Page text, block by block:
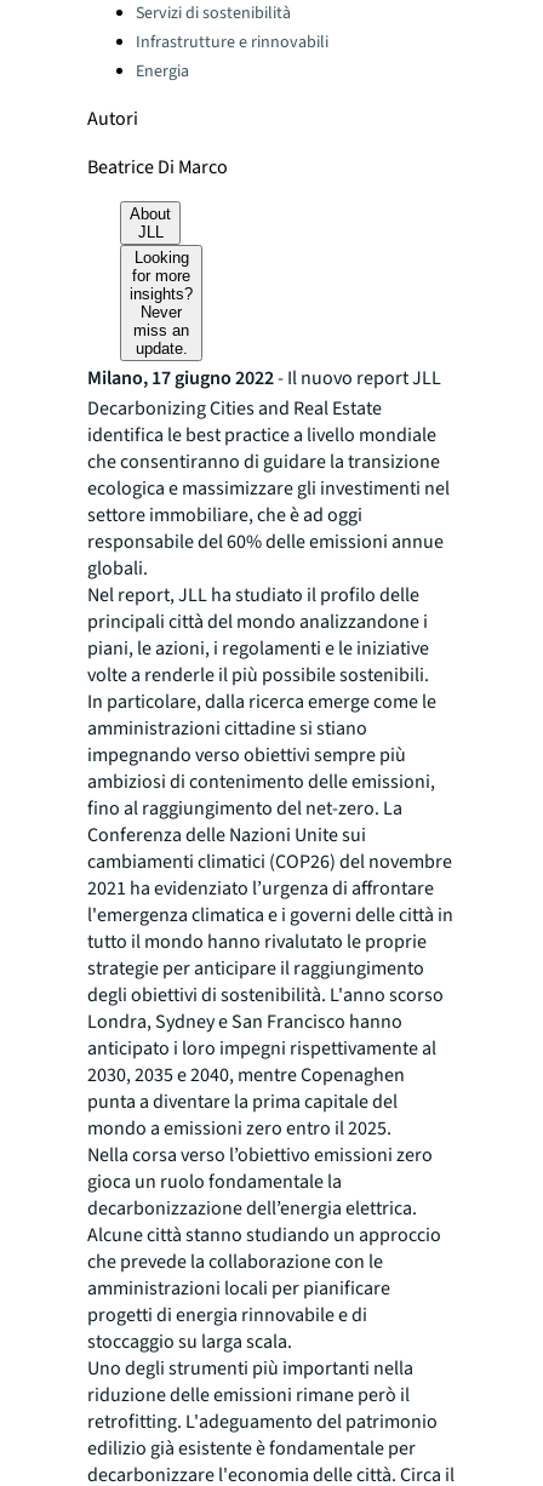
Servizi di sostenibilità
Infrastrutture e rinnovabili
Energia
Autori
Beatrice Di Marco
About
JLL
Looking
for more
insights?
Never
miss an
update.
Milano, 17 giugno 2022- Il nuovo report JLL
Decarbonizing Cities and Real Estate
identifica le best practice a livello mondiale
che consentiranno di guidare la transizione
ecologica e massimizzare gli investimenti nel
settore immobiliare, che è ad oggi
responsabile del 60% delle emissioni annue
globali.
Nel report, JLL ha studiato il profilo delle
principali città del mondo analizzandone i
piani, le azioni, i regolamenti e le iniziative
volte a renderle il più possibile sostenibili.
In particolare, dalla ricerca emerge come le
amministrazioni cittadine si stiano
impegnando verso obiettivi sempre più
ambiziosi di contenimento delle emissioni,
fino al raggiungimento del net-zero. La
Conferenza delle Nazioni Unite sui
cambiamenti climatici (COP26) del novembre
2021 ha evidenziato l’urgenza di affrontare
l'emergenza climatica e i governi delle città in
tutto il mondo hanno rivalutato le proprie
strategie per anticipare il raggiungimento
degli obiettivi di sostenibilità. L'anno scorso
Londra, Sydney e San Francisco hanno
anticipato i loro impegni rispettivamente al
2030, 2035 e 2040, mentre Copenaghen
punta a diventare la prima capitale del
mondo a emissioni zero entro il 2025.
Nella corsa verso l’obiettivo emissioni zero
gioca un ruolo fondamentale la
decarbonizzazione dell’energia elettrica.
Alcune città stanno studiando un approccio
che prevede la collaborazione con le
amministrazioni locali per pianificare
progetti di energia rinnovabile e di
stoccaggio su larga scala.
Uno degli strumenti più importanti nella
riduzione delle emissioni rimane però il
retrofitting. L'adeguamento del patrimonio
edilizio già esistente è fondamentale per
decarbonizzare l'economia delle città. Circa il